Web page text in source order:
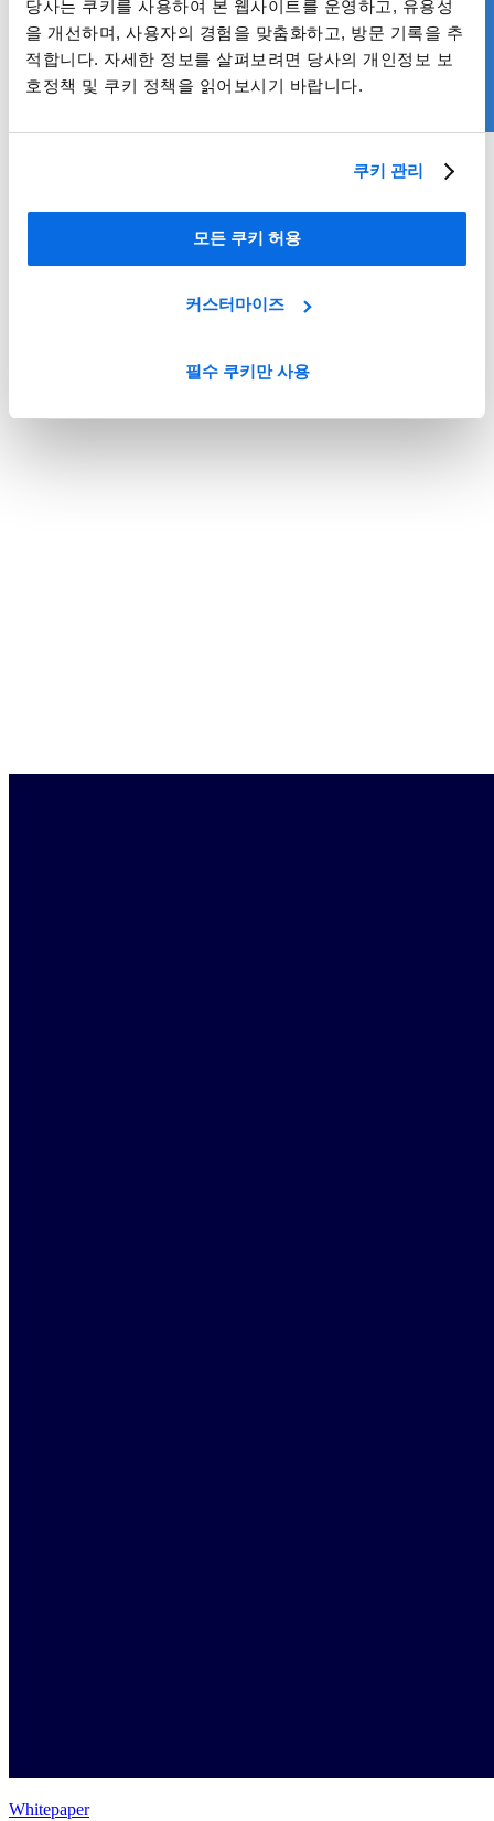
당사는 쿠키를 사용하여 본 웹사이트를 운영하고, 유용성
을 개선하며, 사용자의 경험을 맞춤화하고, 방문 기록을 추
적합니다. 자세한 정보를 살펴보려면 당사의 개인정보 보
호정책 및 쿠키 정책을 읽어보시기 바랍니다.
쿠키 관리
모든 쿠키 허용
커스터마이즈
필수 쿠키만 사용
Whitepaper